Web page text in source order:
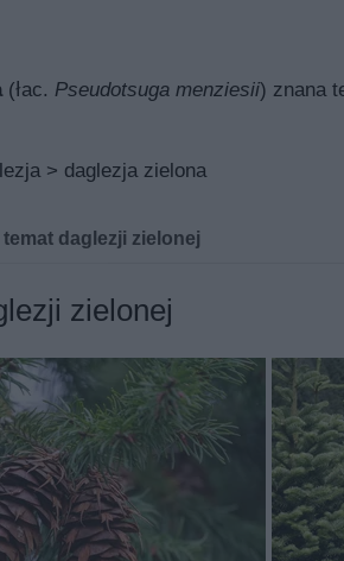
(łac. Pseudotsuga menziesii) znana
> daglezja zielona
daglezji zielonej
- sadzenie,
roślina bardzo chętnie sadzona w
wymagania i zimozielone igły.
daglezji zielonej.
porad i inspiracji, sprawdź także
w Polsce
zielonej